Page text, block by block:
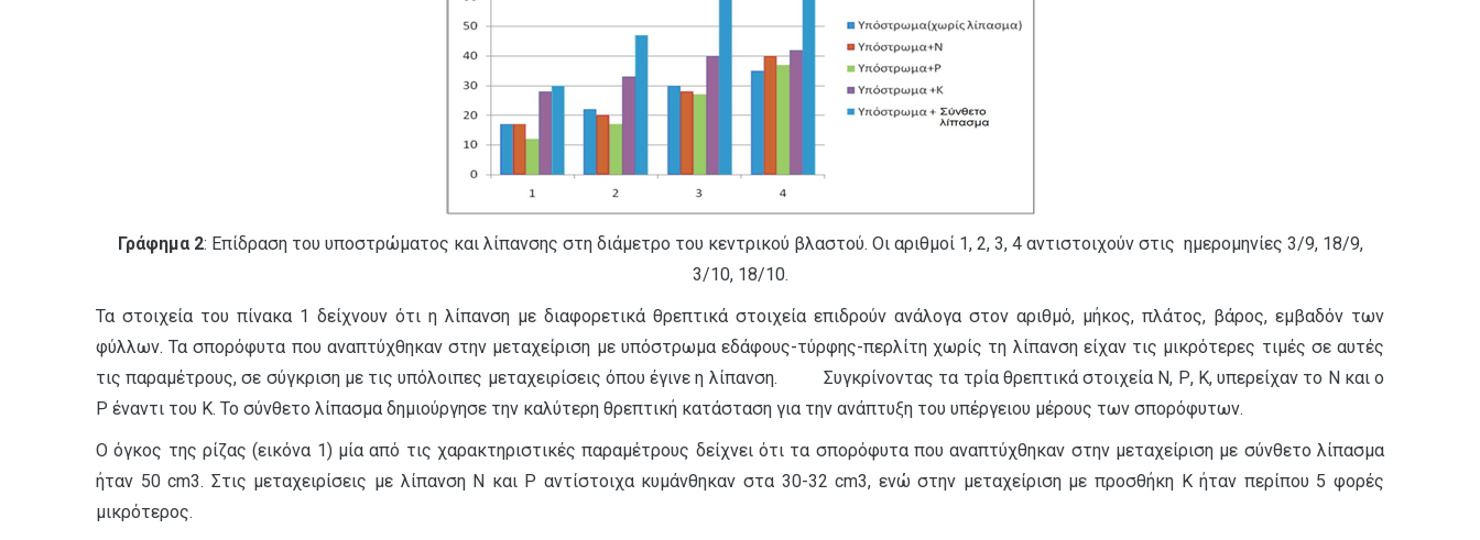
Γράφημα 2: Επίδραση του υποστρώματος και λίπανσης στη διάμετρο του κεντρικού βλαστού. Οι αριθμοί 1, 2, 3, 4 αντιστοιχούν στις ημερομηνίες 3/9, 18/9,
3/10, 18/10.
Τα στοιχεία του πίνακα 1 δείχνουν ότι η λίπανση με διαφορετικά θρεπτικά στοιχεία επιδρούν ανάλογα στον αριθμό, μήκος, πλάτος, βάρος, εμβαδόν των
φύλλων. Τα σπορόφυτα που αναπτύχθηκαν στην μεταχείριση με υπόστρωμα εδάφους-τύρφης-περλίτη χωρίς τη λίπανση είχαν τις μικρότερες τιμές σε αυτές
τις παραμέτρους, σε σύγκριση με τις υπόλοιπες μεταχειρίσεις όπου έγινε η λίπανση. Συγκρίνοντας τα τρία θρεπτικά στοιχεία Ν, Ρ, Κ, υπερείχαν το Ν και ο
Ρ έναντι του Κ. Το σύνθετο λίπασμα δημιούργησε την καλύτερη θρεπτική κατάσταση για την ανάπτυξη του υπέργειου μέρους των σπορόφυτων.
Ο όγκος της ρίζας (εικόνα 1) μία από τις χαρακτηριστικές παραμέτρους δείχνει ότι τα σπορόφυτα που αναπτύχθηκαν στην μεταχείριση με σύνθετο λίπασμα
ήταν 50 cm3. Στις μεταχειρίσεις με λίπανση Ν και Ρ αντίστοιχα κυμάνθηκαν στα 30-32 cm3, ενώ στην μεταχείριση με προσθήκη Κ ήταν περίπου 5 φορές
μικρότερος.